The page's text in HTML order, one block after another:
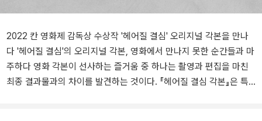
2022 칸 영화제 감독상 수상작 '헤어질 결심' 오리지널 각본을 만나
다 '헤어질 결심'의 오리지널 각본, 영화에서 만나지 못한 순간들과 마
주하다 영화 각본이 선사하는 즐거움 중 하나는 촬영과 편집을 마친
최종 결과물과의 차이를 발견하는 것이다. 『헤어질 결심 각본』은 특